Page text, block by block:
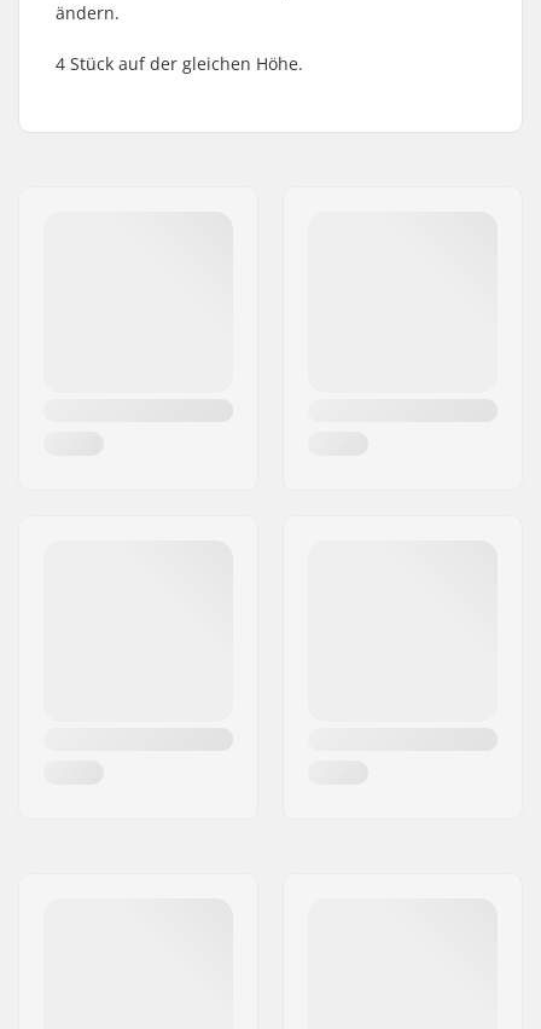
ändern.
4 Stück auf der gleichen Höhe.